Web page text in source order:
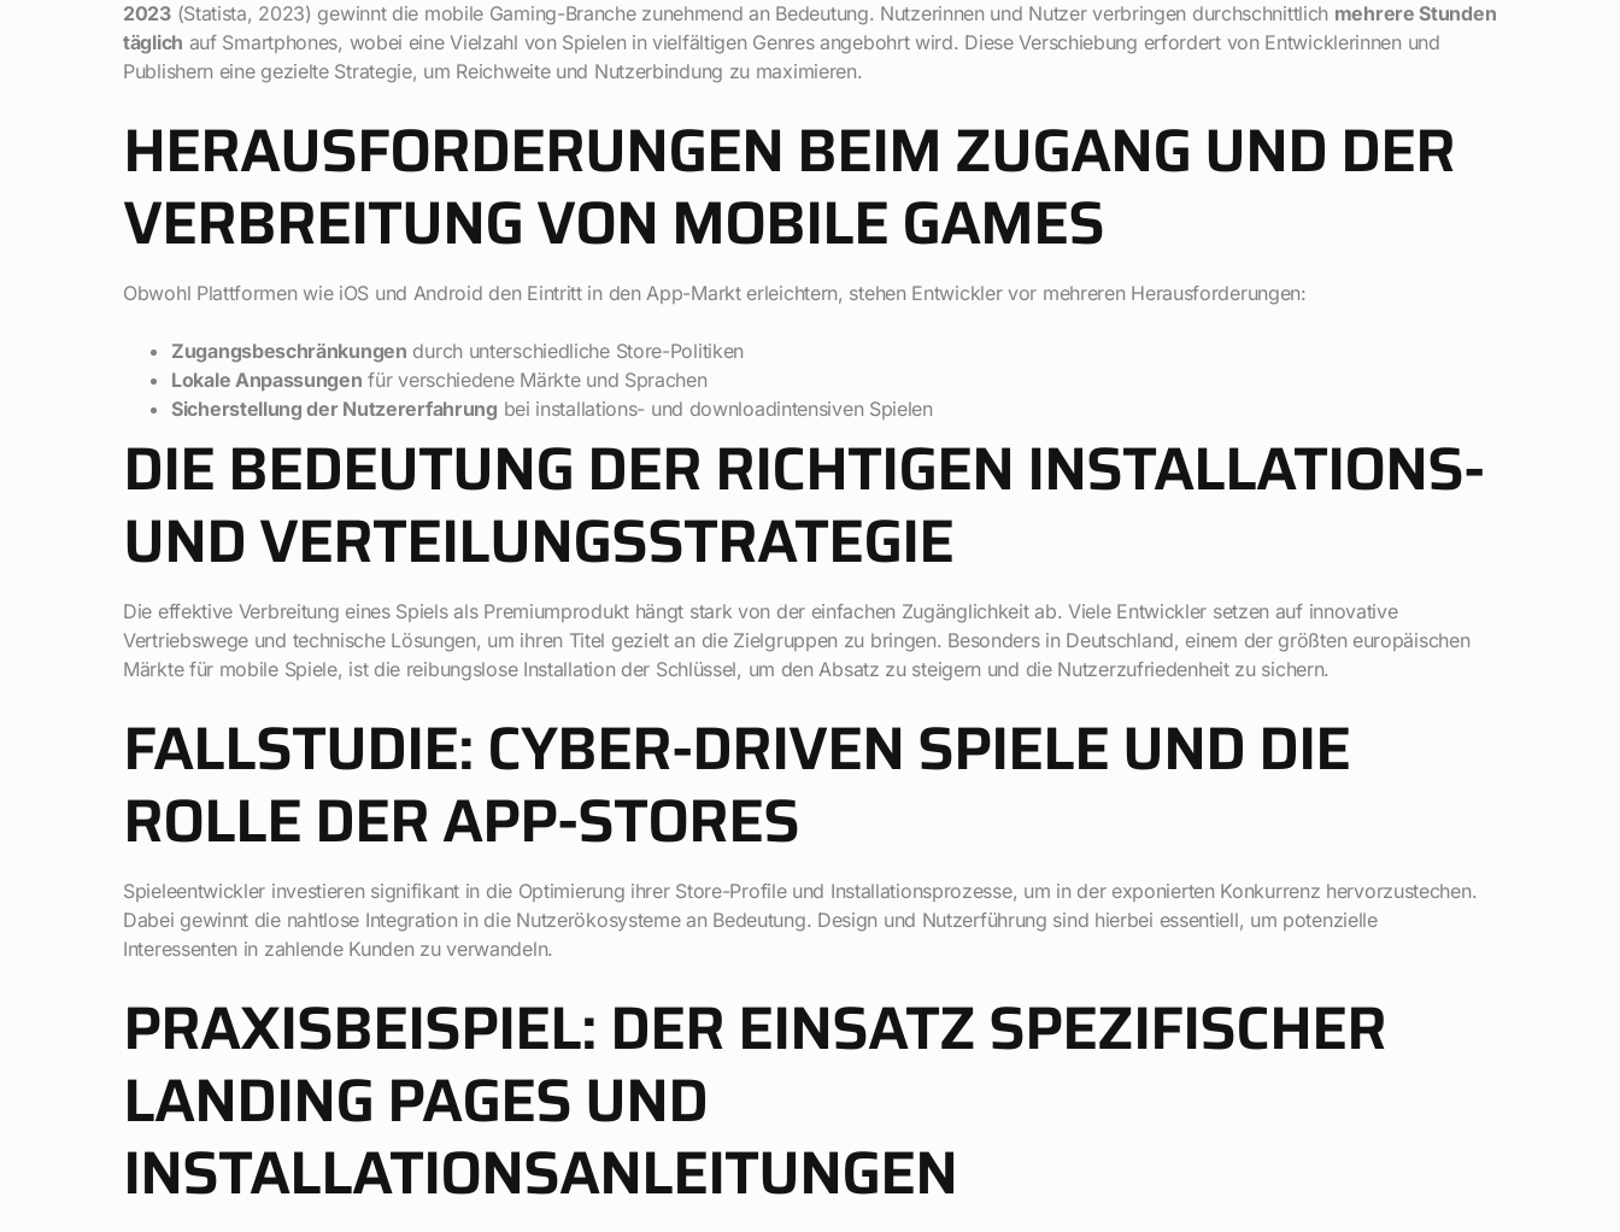
2023(Statista, 2023) gewinnt die mobile Gaming-Branche zunehmend an Bedeutung. Nutzerinnen und Nutzer verbringen durchschnittlich mehrere Stunden
täglich auf Smartphones, wobei eine Vielzahl von Spielen in vielfältigen Genres angebohrt wird. Diese Verschiebung erfordert von Entwicklerinnen und
Publishern eine gezielte Strategie, um Reichweite und Nutzerbindung zu maximieren.
HERAUSFORDERUNGEN BEIM ZUGANG UND DER
VERBREITUNG VON MOBILE GAMES
Obwohl Plattformen wie iOS und Android den Eintritt in den App-Markt erleichtern, stehen Entwickler vor mehreren Herausforderungen:
Zugangsbeschränkungen durch unterschiedliche Store-Politiken
Lokale Anpassungen für verschiedene Märkte und Sprachen
Sicherstellung der Nutzererfahrung bei installations- und downloadintensiven Spielen
DIE BEDEUTUNG DER RICHTIGEN INSTALLATIONS-
UND VERTEILUNGSSTRATEGIE
Die effektive Verbreitung eines Spiels als Premiumprodukt hängt stark von der einfachen Zugänglichkeit ab. Viele Entwickler setzen auf innovative
Vertriebswege und technische Lösungen, um ihren Titel gezielt an die Zielgruppen zu bringen. Besonders in Deutschland, einem der größten europäischen
Märkte für mobile Spiele, ist die reibungslose Installation der Schlüssel, um den Absatz zu steigern und die Nutzerzufriedenheit zu sichern.
FALLSTUDIE: CYBER-DRIVEN SPIELE UND DIE
ROLLE DER APP-STORES
Spieleentwickler investieren signifikant in die Optimierung ihrer Store-Profile und Installationsprozesse, um in der exponierten Konkurrenz hervorzustechen.
Dabei gewinnt die nahtlose Integration in die Nutzerökosysteme an Bedeutung. Design und Nutzerführung sind hierbei essentiell, um potenzielle
Interessenten in zahlende Kunden zu verwandeln.
PRAXISBEISPIEL: DER EINSATZ SPEZIFISCHER
LANDING PAGES UND
INSTALLATIONSANLEITUNGEN